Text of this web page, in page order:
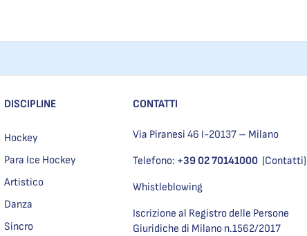
DISCIPLINE
Hockey
Para Ice Hockey
Artistico
Danza
Sincro
CONTATTI
Via Piranesi 46 I-20137 – Milano
Telefono: +39 02 70141000 (Contatti)
Whistleblowing
Iscrizione al Registro delle Persone
Giuridiche di Milano n.1562/2017